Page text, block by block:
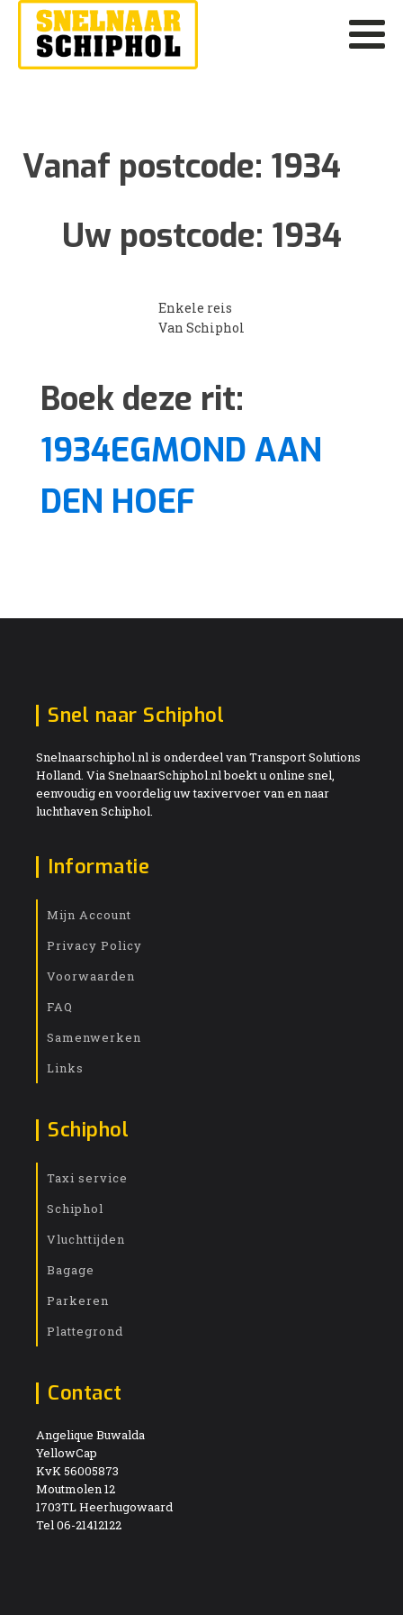
Vanaf postcode: 1934
Uw postcode: 1934
Enkele reis
Van Schiphol
Boek deze rit:
1934EGMOND AAN
DEN HOEF
Snel naar Schiphol
Snelnaarschiphol.nl is onderdeel van Transport Solutions
Holland. Via SnelnaarSchiphol.nl boekt u online snel,
eenvoudig en voordelig uw taxivervoer van en naar
luchthaven Schiphol.
Informatie
Mijn Account
Privacy Policy
Voorwaarden
FAQ
Samenwerken
Links
Schiphol
Taxi service
Schiphol
Vluchttijden
Bagage
Parkeren
Plattegrond
Contact
Angelique Buwalda
YellowCap
KvK 56005873
Moutmolen 12
1703TL Heerhugowaard
Tel 06-21412122